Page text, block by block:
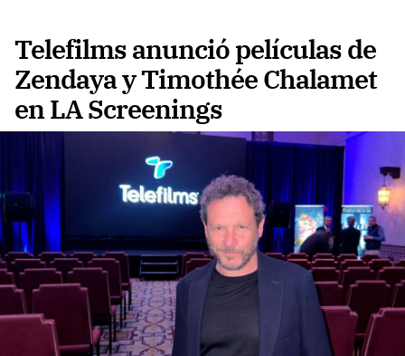
Telefilms anunció películas de
Zendaya y Timothée Chalamet
en LA Screenings